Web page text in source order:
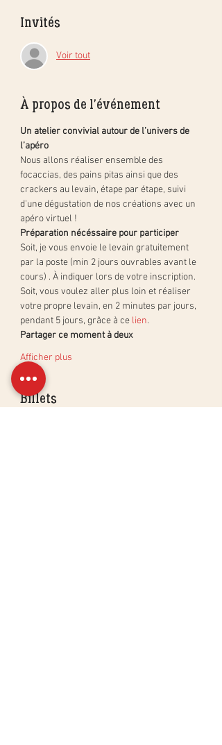
Invités
Voir tout
À propos de l'événement
Un atelier convivial autour de l’univers de
l’apéro
Nous allons réaliser ensemble des
focaccias, des pains pitas ainsi que des
crackers au levain, étape par étape, suivi
d'une dégustation de nos créations avec un
apéro virtuel !
Préparation nécéssaire pour participer
Soit, je vous envoie le levain gratuitement
par la poste (min 2 jours ouvrables avant le
cours) . À indiquer lors de votre inscription.
Soit, vous voulez aller plus loin et réaliser
votre propre levain, en 2 minutes par jours,
pendant 5 jours, grâce à ce lien.
Partager ce moment à deux
Afficher plus
Billets